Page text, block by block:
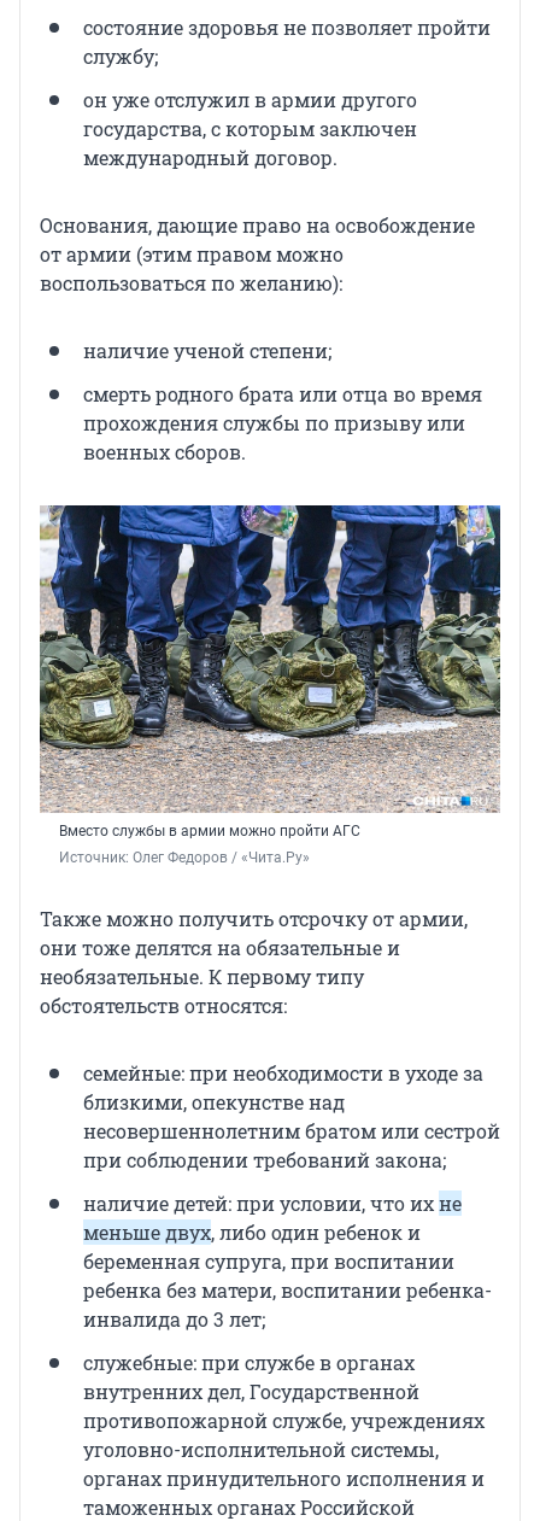
состояние здоровья не позволяет пройти
службу;
он уже отслужил в армии другого
государства, с которым заключен
международный договор.
Основания, дающие право на освобождение
от армии (этим правом можно
воспользоваться по желанию):
наличие ученой степени;
смерть родного брата или отца во время
прохождения службы по призыву или
военных сборов.
Вместо службы в армии можно пройти АГС
Источник: Олег Федоров / «Чита.Ру»
Также можно получить отсрочку от армии,
они тоже делятся на обязательные и
необязательные. К первому типу
обстоятельств относятся:
семейные: при необходимости в уходе за
близкими, опекунстве над
несовершеннолетним братом или сестрой
при соблюдении требований закона;
наличие детей: при условии, что ихне
меньше двух, либо один ребенок и
беременная супруга, при воспитании
ребенка без матери, воспитании ребенка-
инвалида до 3 лет;
служебные: при службе в органах
внутренних дел, Государственной
противопожарной службе, учреждениях
уголовно-исполнительной системы,
органах принудительного исполнения и
таможенных органах Российской